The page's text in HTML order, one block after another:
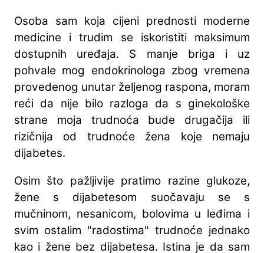
Osoba sam koja cijeni prednosti moderne
medicine i trudim se iskoristiti maksimum
dostupnih uređaja. S manje briga i uz
pohvale mog endokrinologa zbog vremena
provedenog unutar željenog raspona, moram
reći da nije bilo razloga da s ginekološke
strane moja trudnoća bude drugačija ili
rizičnija od trudnoće žena koje nemaju
dijabetes.
Osim što pažljivije pratimo razine glukoze,
žene s dijabetesom suočavaju se s
mučninom, nesanicom, bolovima u leđima i
svim ostalim "radostima" trudnoće jednako
kao i žene bez dijabetesa. Istina je da sam